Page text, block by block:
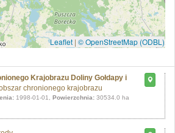
Leaflet | © OpenStreetMap (ODBL)
Krajobrazu Doliny Gołdapy i
chronionego krajobrazu
1998-01-01, Powierzchnia: 30534.0 ha